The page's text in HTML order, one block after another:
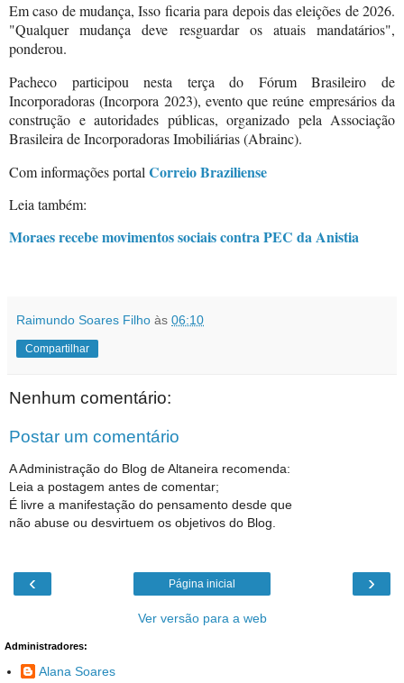
Em caso de mudança, Isso ficaria para depois das eleições de 2026.
"Qualquer mudança deve resguardar os atuais mandatários",
ponderou.
Pacheco participou nesta terça do Fórum Brasileiro de
Incorporadoras (Incorpora 2023), evento que reúne empresários da
construção e autoridades públicas, organizado pela Associação
Brasileira de Incorporadoras Imobiliárias (Abrainc).
Com informações portal Correio Braziliense
Leia também:
Moraes recebe movimentos sociais contra PEC da Anistia
Raimundo Soares Filho às 06:10
Compartilhar
Nenhum comentário:
Postar um comentário
A Administração do Blog de Altaneira recomenda:
Leia a postagem antes de comentar;
É livre a manifestação do pensamento desde que
não abuse ou desvirtuem os objetivos do Blog.
‹ ›
Página inicial
Ver versão para a web
Administradores:
Alana Soares